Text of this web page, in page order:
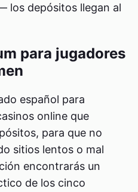
los depósitos llegan al
para jugadores
español para
online que
para que no
sitios lentos o mal
encontrarás un
de los cinco